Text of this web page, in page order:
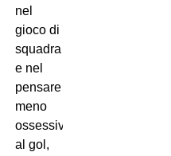
nel
gioco di
squadra
e nel
pensare
meno
ossessivamente
al gol,